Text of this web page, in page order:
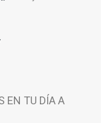
EN TU DÍA A